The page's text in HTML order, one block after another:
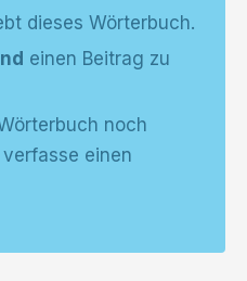
dieses Wörterbuch.
einen Beitrag zu
noch
einen